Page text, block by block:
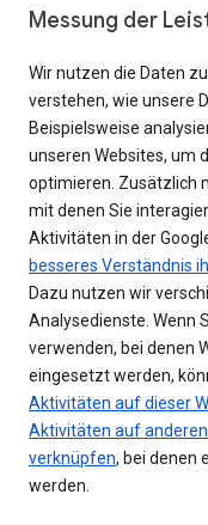
Messung der
Wir nutzen die Daten
verstehen, wie unsere
Beispielsweise
unseren Websites, um
optimieren. Zusätzlich
mit denen Sie
Aktivitäten in der
besseres Verständnis
Dazu nutzen wir
Analysedienste. Wenn
verwenden, bei denen
eingesetzt werden,
Aktivitäten auf dieser
Aktivitäten auf
verknüpfen, bei denen
werden.